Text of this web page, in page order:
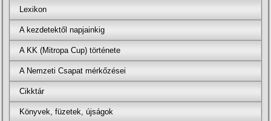
Lexikon
A kezdetektől napjainkig
A KK (Mitropa Cup) története
A Nemzeti Csapat mérkőzései
Cikktár
Könyvek, füzetek, újságok